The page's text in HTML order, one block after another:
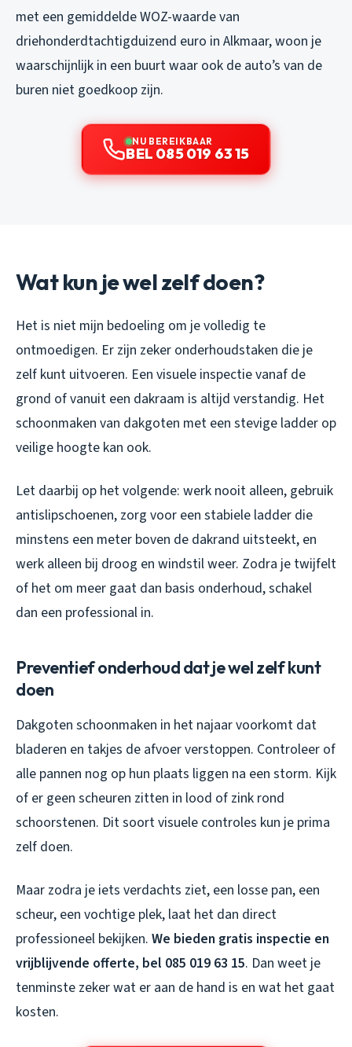
met een gemiddelde WOZ-waarde van
driehonderdtachtigduizend euro in Alkmaar, woon je
waarschijnlijk in een buurt waar ook de auto’s van de
buren niet goedkoop zijn.
NU BEREIKBAAR
BEL 085 019 63 15
Wat kun je wel zelf doen?
Het is niet mijn bedoeling om je volledig te
ontmoedigen. Er zijn zeker onderhoudstaken die je
zelf kunt uitvoeren. Een visuele inspectie vanaf de
grond of vanuit een dakraam is altijd verstandig. Het
schoonmaken van dakgoten met een stevige ladder op
veilige hoogte kan ook.
Let daarbij op het volgende: werk nooit alleen, gebruik
antislipschoenen, zorg voor een stabiele ladder die
minstens een meter boven de dakrand uitsteekt, en
werk alleen bij droog en windstil weer. Zodra je twijfelt
of het om meer gaat dan basis onderhoud, schakel
dan een professional in.
Preventief onderhoud dat je wel zelf kunt
doen
Dakgoten schoonmaken in het najaar voorkomt dat
bladeren en takjes de afvoer verstoppen. Controleer of
alle pannen nog op hun plaats liggen na een storm. Kijk
of er geen scheuren zitten in lood of zink rond
schoorstenen. Dit soort visuele controles kun je prima
zelf doen.
Maar zodra je iets verdachts ziet, een losse pan, een
scheur, een vochtige plek, laat het dan direct
professioneel bekijken. We bieden gratis inspectie en
vrijblijvende offerte, bel 085 019 63 15. Dan weet je
tenminste zeker wat er aan de hand is en wat het gaat
kosten.